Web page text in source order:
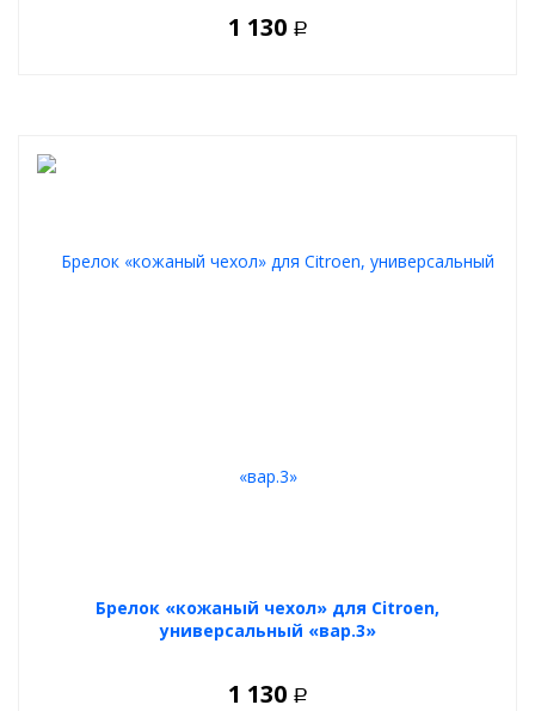
1 130 Р
Брелок «кожаный чехол» для Citroen,
универсальный «вар.3»
1 130 Р